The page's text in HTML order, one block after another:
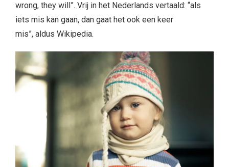
wrong, they will”. Vrij in het Nederlands vertaald: “als
iets mis kan gaan, dan gaat het ook een keer
mis”, aldus Wikipedia.